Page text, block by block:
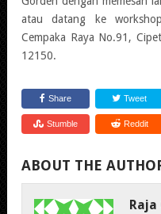
atau datang ke
Cempaka Raya No.91,
12150.
Share Tweet
Stumble Reddit
ABOUT THE
Raja